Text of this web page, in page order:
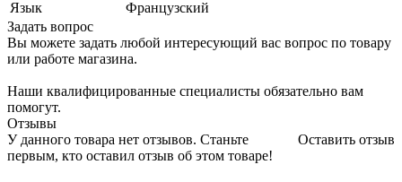
Язык
Французский
Задать вопрос
Вы можете задать любой интересующий вас вопрос по товару
или работе магазина.
Наши квалифицированные специалисты обязательно вам
помогут.
Отзывы
Оставить отзыв
У данного товара нет отзывов. Станьте
первым, кто оставил отзыв об этом товаре!